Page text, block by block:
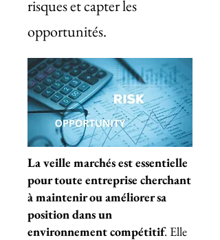
risques et capter les
opportunités.
La veille marchés est essentielle
pour toute entreprise cherchant
à maintenir ou améliorer sa
position dans un
environnement compétitif. Elle